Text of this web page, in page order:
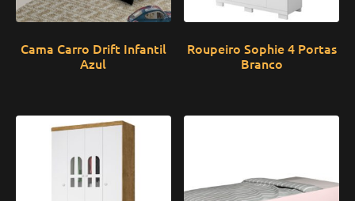
Cama Carro Drift Infantil
Azul
Roupeiro Sophie 4 Portas
Branco